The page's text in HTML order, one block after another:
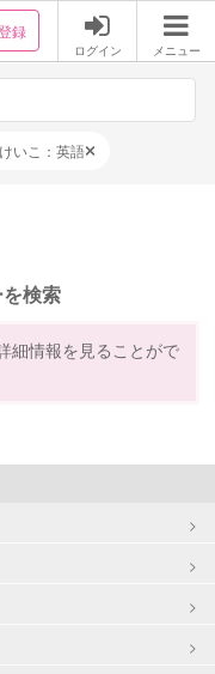
録
ログイン メニュー
いこ：英語
検索
細情報を見ることがで